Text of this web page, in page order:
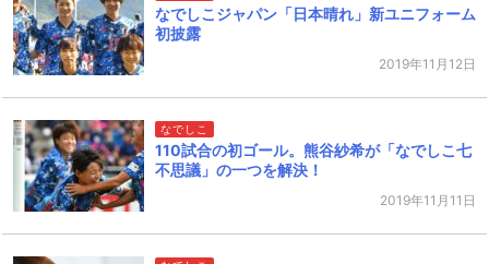
なでしこジャパン「日本晴れ」新ユニフォーム
初披露
2019年11月12日
なでしこ
110試合の初ゴール。熊谷紗希が「なでしこ七
不思議」の一つを解決！
2019年11月11日